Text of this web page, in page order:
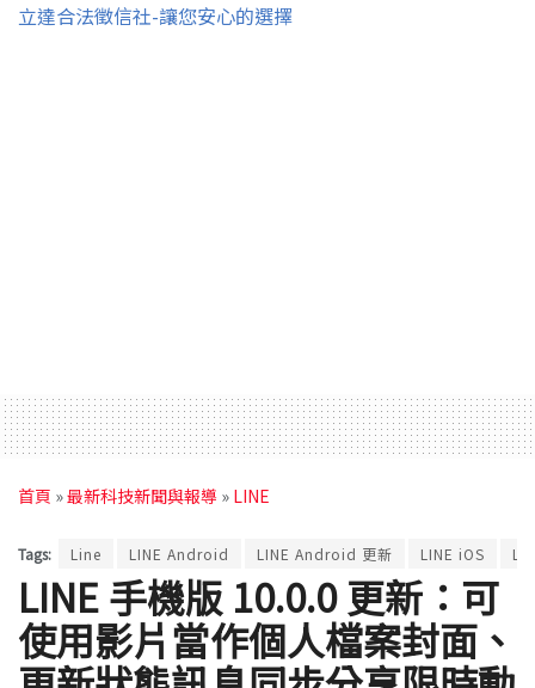
立達合法徵信社-讓您安心的選擇
首頁 »最新科技新聞與報導 » LINE
Tags: Line LINE Android LINE Android 更新 LINE iOS
LINE 手機版 10.0.0 更新：可
使用影片當作個人檔案封面、